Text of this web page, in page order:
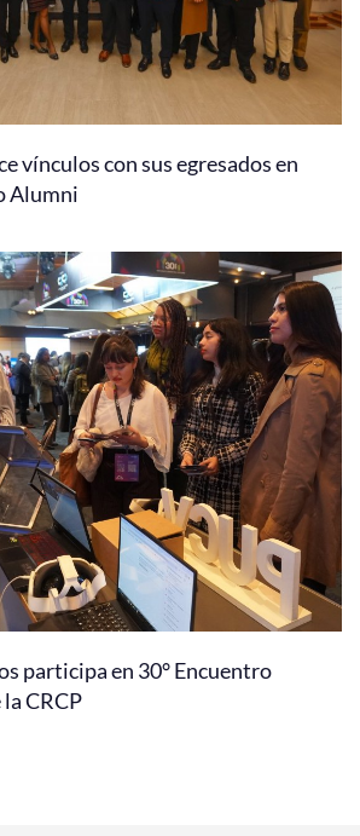
vínculos con sus egresados en
Alumni
participa en 30° Encuentro
CRCP